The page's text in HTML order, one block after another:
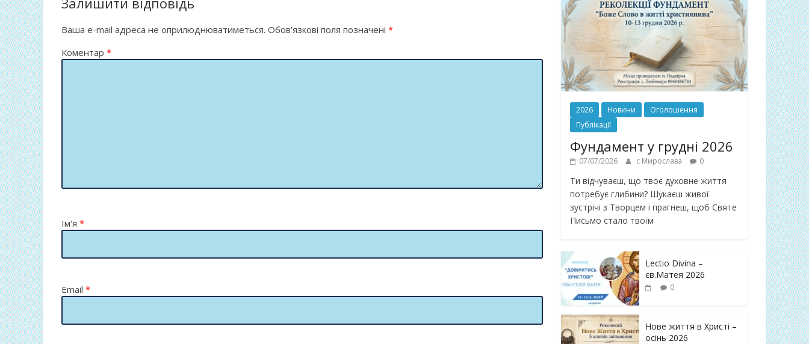
o
k
т
и
Ваша e-mail адреса не оприлюднюватиметься. Обов’язкові поля позначені *
Коментар *
Ім'я *
Email *
2026 Новини
Оголошення
Публікації
Фундамент у грудні 2026
07/07/2026 с Мирослава 0
Ти відчуваєш, що твоє духовне життя
потребує глибини? Шукаєш живої
зустрічі з Творцем і прагнеш, щоб Святе
Письмо стало твоїм
Lectio Divina –
єв.Матея 2026
0
Нове життя в Христі –
осінь 2026